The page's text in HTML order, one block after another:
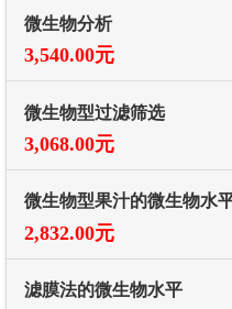
微生物分析
3,540.00元
微生物型过滤筛选
3,068.00元
微生物型果汁的微生物水
2,832.00元
滤膜法的微生物水平